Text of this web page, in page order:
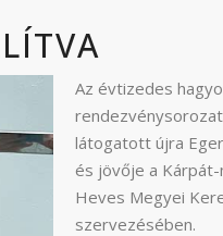
Az évtizedes
látogatott újra
és jövője a
Heves Megyei
szervezésében.